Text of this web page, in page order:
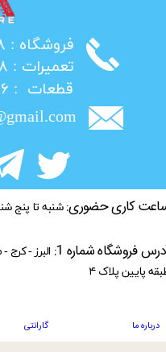
​فروشگاه : ۰۲۶۳۲۲۲۲۲۹۸
​تعمیرات : ۰۲۶۳۲۲۰۲۲۹۸
​قطعات : ۰۲۱۳۶۳۴۹۹۳۶
کاری حضوری: شنبه تا پنج شنبه – ۹:۳۰ صبح
درباره ما گارانتی
فروشگاه شماره 1:
البرز - کرج
پایین پلاک ۴